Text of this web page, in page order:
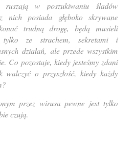
ruszają w poszukiwaniu śladów
nich posiada głęboko skrywane
trudną drogę, będą musieli
ze strachem, sekretami i
działań, ale przede wszystkim
Co pozostaje, kiedy jesteśmy zdani
o przyszłość, kiedy każdy
przez wirusa pewne jest tylko
czują.